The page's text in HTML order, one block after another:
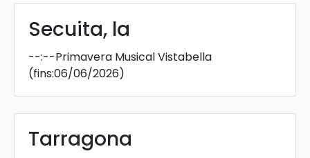
Secuita, la
--:--Primavera Musical Vistabella
(fins:06/06/2026)
Tarragona